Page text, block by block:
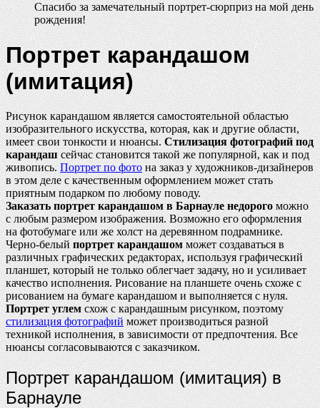
Спасибо за замечательный портрет-сюрприз на мой день
рождения!
Портрет карандашом
(имитация)
Рисунок карандашом является самостоятельной областью
изобразительного искусства, которая, как и другие области,
имеет свои тонкости и нюансы.Стилизация фотографий под
карандашсейчас становится такой же популярной, как и под
живопись.Портрет по фотона заказ у художников-дизайнеров
в этом деле с качественным оформлением может стать
приятным подарком по любому поводу.
Заказать портрет карандашом в Барнауле недорогоможно
с любым размером изображения. Возможно его оформления
на фотобумаге или же холст на деревянном подрамнике.
Черно-белыйпортрет карандашомможет создаваться в
различных графических редакторах, используя графический
планшет, который не только облегчает задачу, но и усиливает
качество исполнения. Рисование на планшете очень схоже с
рисованием на бумаге карандашом и выполняется с нуля.
Портрет углемсхож с карандашным рисунком, поэтому
стилизация фотографийможет производиться разной
техникой исполнения, в зависимости от предпочтения. Все
нюансы согласовываются с заказчиком.
Портрет карандашом (имитация) в
Барнауле